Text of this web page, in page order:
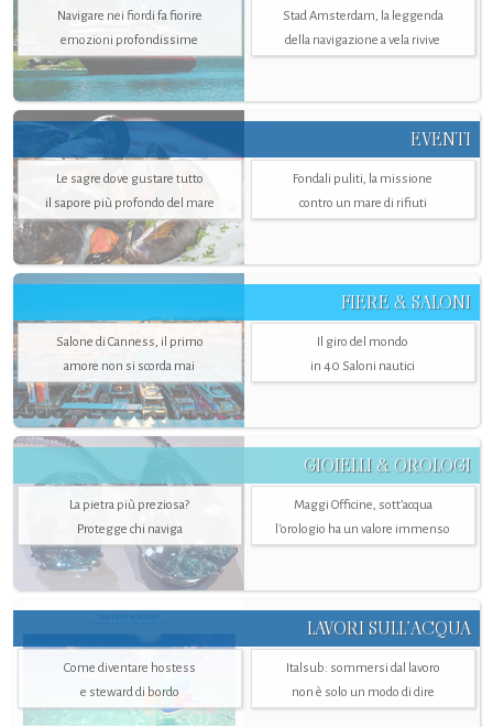
Navigare nei fiordi fa fiorire
emozioni profondissime
Stad Amsterdam, la leggenda
della navigazione a vela rivive
EVENTI
Le sagre dove gustare tutto
il sapore più profondo del mare
Fondali puliti, la missione
contro un mare di rifiuti
FIERE & SALONI
Salone di Canness, il primo
amore non si scorda mai
Il giro del mondo
in 40 Saloni nautici
GIOIELLI & OROLOGI
La pietra più preziosa?
Protegge chi naviga
Maggi Officine, sott’acqua
l'orologio ha un valore immenso
LAVORI SULL’ACQUA
Come diventare hostess
e steward di bordo
Italsub: sommersi dal lavoro
non è solo un modo di dire